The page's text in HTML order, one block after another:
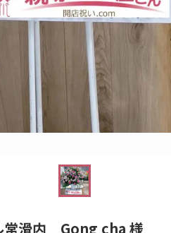
常滑内 Gong cha 様